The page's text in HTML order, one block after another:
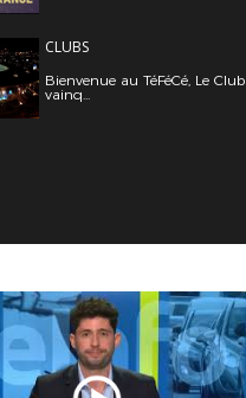
CLUBS
Bienvenue au TéFéCé, Le Club
vainq...